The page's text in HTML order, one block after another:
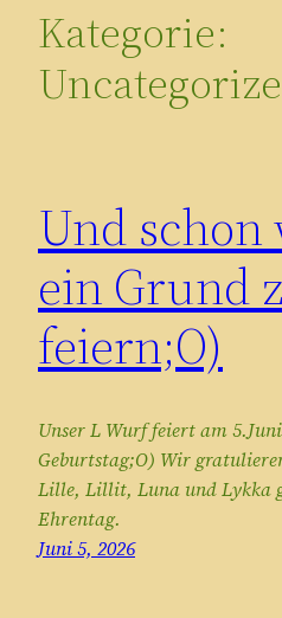
Kategorie:
Und schon
ein Grund
feiern;O)
Unser L Wurf feiert am
Geburtstag;O) Wir
Lille, Lillit, Luna und Lykka
Ehrentag.
Juni 5, 2026